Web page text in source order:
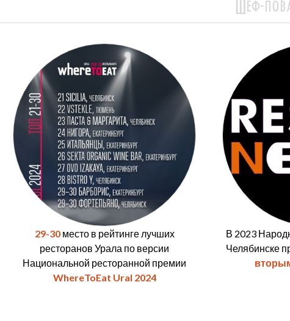
Шеф-
29-30место в рейтинге лучших
ресторанов Урала по версии
Национальной ресторанной премии
WhereToEat Ural 2024
В 2023
Челябинске